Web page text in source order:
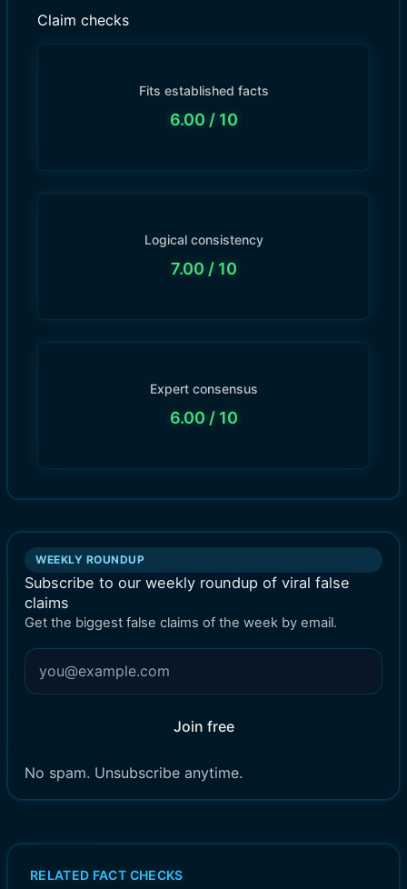
Claim checks
Fits established facts
6.00 / 10
Logical consistency
7.00 / 10
Expert consensus
6.00 / 10
WEEKLY ROUNDUP
Subscribe to our weekly roundup of viral false
claims
Get the biggest false claims of the week by email.
Join free
No spam. Unsubscribe anytime.
RELATED FACT CHECKS